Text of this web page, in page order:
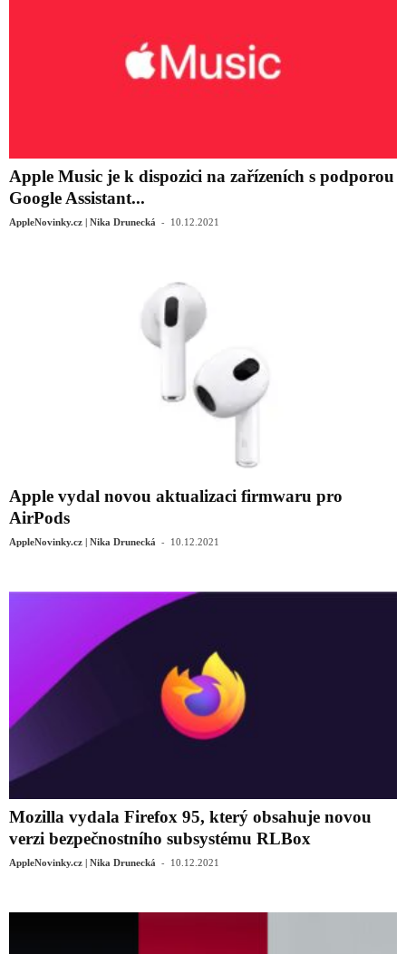
Apple Music je k dispozici na zařízeních s podporou
Google Assistant...
AppleNovinky.cz | Nika Drunecká - 10.12.2021
Apple vydal novou aktualizaci firmwaru pro
AirPods
AppleNovinky.cz | Nika Drunecká - 10.12.2021
Mozilla vydala Firefox 95, který obsahuje novou
verzi bezpečnostního subsystému RLBox
AppleNovinky.cz | Nika Drunecká - 10.12.2021